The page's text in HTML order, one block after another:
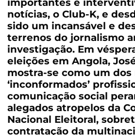
importantes e
notícias, o Club-K, e
sido um incansável e
terrenos do jornalismo
investigação. Em
eleições em Angola,
mostra-se como um dos
‘inconformados’
comunicação social
alegados atropelos da
Nacional Eleitoral,
contratação da